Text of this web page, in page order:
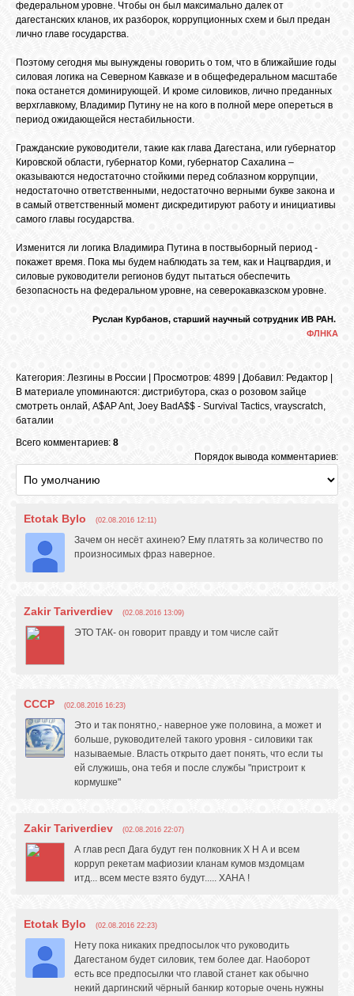
федеральном уровне. Чтобы он был максимально далек от
дагестанских кланов, их разборок, коррупционных схем и был предан
лично главе государства.
Поэтому сегодня мы вынуждены говорить о том, что в ближайшие годы
силовая логика на Северном Кавказе и в общефедеральном масштабе
пока останется доминирующей. И кроме силовиков, лично преданных
верхглавкому, Владимир Путину не на кого в полной мере опереться в
период ожидающейся нестабильности.
Гражданские руководители, такие как глава Дагестана, или губернатор
Кировской области, губернатор Коми, губернатор Сахалина –
оказываются недостаточно стойкими перед соблазном коррупции,
недостаточно ответственными, недостаточно верными букве закона и
в самый ответственный момент дискредитируют работу и инициативы
самого главы государства.
Изменится ли логика Владимира Путина в поствыборный период -
покажет время. Пока мы будем наблюдать за тем, как и Нацгвардия, и
силовые руководители регионов будут пытаться обеспечить
безопасность на федеральном уровне, на северокавказском уровне.
Руслан Курбанов, старший научный сотрудник ИВ РАН.
ФЛНКА
Категория: Лезгины в России Просмотров: 4899 | Добавил: Редактор
В материале упоминаются: дистрибутора, сказ о розовом зайце
смотреть онлай, A$AP Ant, Joey BadA$$ - Survival Tactics, vrayscratch,
баталии
Всего комментариев: 8
Порядок вывода комментариев:
Etotak Bylo (02.08.2016 12:11)
Зачем он несёт ахинею? Ему платять за количество по
произносимых фраз наверное.
Zakir Tariverdiev (02.08.2016 13:09)
ЭТО ТАК- он говорит правду и том числе сайт
СССР (02.08.2016 16:23)
Это и так понятно,- наверное уже половина, а может и
больше, руководителей такого уровня - силовики так
называемые. Власть открыто дает понять, что если ты
ей служишь, она тебя и после службы "пристроит к
кормушке"
Zakir Tariverdiev (02.08.2016 22:07)
А глав респ Дага будут ген полковник Х Н А и всем
корруп рекетам мафиозии кланам кумов мздомцам
итд... всем месте взято будут..... ХАНА !
Etotak Bylo (02.08.2016 22:23)
Нету пока никаких предпосылок что руководить
Дагестаном будет силовик, тем более даг. Наоборот
есть все предпосылки что главой станет как обычно
некий даргинский чёрный банкир которые очень нужны